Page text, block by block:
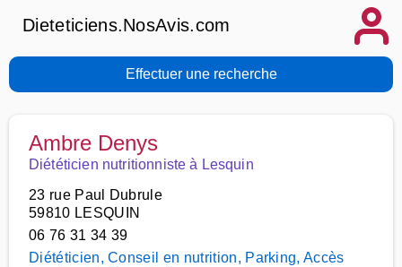
Dieteticiens.NosAvis.com
Effectuer une recherche
Ambre Denys
Diététicien nutritionniste à Lesquin
23 rue Paul Dubrule
59810 LESQUIN
06 76 31 34 39
Diététicien, Conseil en nutrition, Parking, Accès